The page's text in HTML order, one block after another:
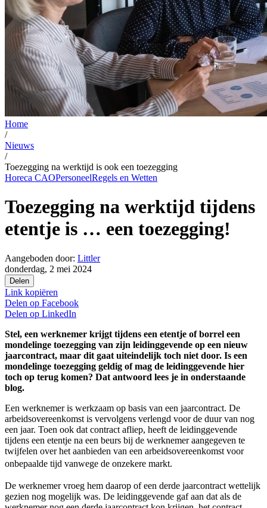
Home
/
Nieuws
/
Toezegging na werktijd is ook een toezegging
Horeca CAOPersoneelRegels en Wetten
Toezegging na werktijd tijdens
etentje is … een toezegging!
Aangeboden door: Littler
donderdag, 2 mei 2024
Delen
Link kopiëren
Delen op Facebook
Delen op LinkedIn
Stel, een werknemer krijgt tijdens een etentje of borrel een
mondelinge toezegging van zijn leidinggevende op een nieuw
jaarcontract, maar dit gaat uiteindelijk toch niet door. Is een
mondelinge toezegging geldig of mag de leidinggevende hier
toch op terug komen? Dat antwoord lees je in onderstaande
blog.
Een werknemer is werkzaam op basis van een jaarcontract. De
arbeidsovereenkomst is vervolgens verlengd voor de duur van nog
een jaar. Toen ook dat contract afliep, heeft de leidinggevende
tijdens een etentje na een beurs bij de werknemer aangegeven te
twijfelen over het aanbieden van een arbeidsovereenkomst voor
onbepaalde tijd vanwege de onzekere markt.
De werknemer vroeg hem daarop of een derde jaarcontract wettelijk
gezien nog mogelijk was. De leidinggevende gaf aan dat als de